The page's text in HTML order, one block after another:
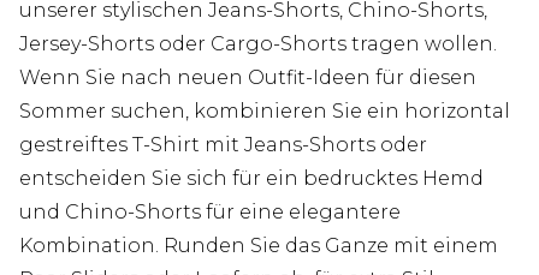
unserer stylischen Jeans-Shorts, Chino-Shorts,
Jersey-Shorts oder Cargo-Shorts tragen wollen.
Wenn Sie nach neuen Outfit-Ideen für diesen
Sommer suchen, kombinieren Sie ein horizontal
gestreiftes T-Shirt mit Jeans-Shorts oder
entscheiden Sie sich für ein bedrucktes Hemd
und Chino-Shorts für eine elegantere
Kombination. Runden Sie das Ganze mit einem